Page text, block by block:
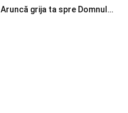
Aruncă grija ta spre Domnul…